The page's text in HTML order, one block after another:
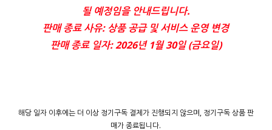
될 예정임을 안내드립니다.
판매 종료 사유: 상품 공급 및 서비스 운영 변경
판매 종료 일자: 2026년 1월 30일 (금요일)
해당 일자 이후에는 더 이상 정기구독 결제가 진행되지 않으며, 정기구독 상품 판
매가 종료됩니다.